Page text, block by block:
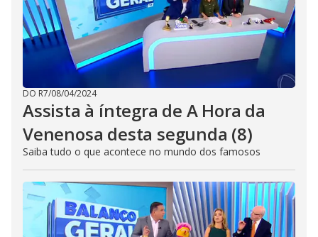
DO R7/08/04/2024
Assista à íntegra de A Hora da
Venenosa desta segunda (8)
Saiba tudo o que acontece no mundo dos famosos